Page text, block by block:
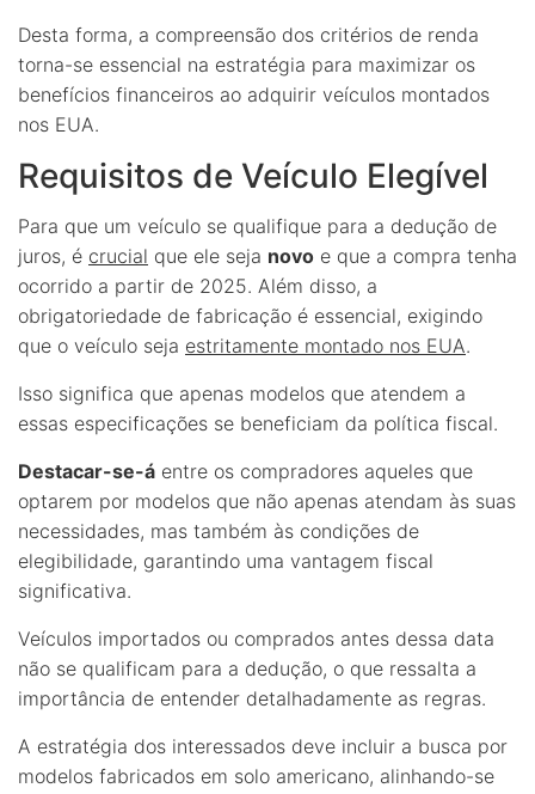
Desta forma, a compreensão dos critérios de renda
torna-se essencial na estratégia para maximizar os
benefícios financeiros ao adquirir veículos montados
nos EUA.
Requisitos de Veículo Elegível
Para que um veículo se qualifique para a dedução de
juros, é crucial que ele seja novo e que a compra tenha
ocorrido a partir de 2025. Além disso, a
obrigatoriedade de fabricação é essencial, exigindo
que o veículo seja estritamente montado nos EUA.
Isso significa que apenas modelos que atendem a
essas especificações se beneficiam da política fiscal.
Destacar-se-á entre os compradores aqueles que
optarem por modelos que não apenas atendam às suas
necessidades, mas também às condições de
elegibilidade, garantindo uma vantagem fiscal
significativa.
Veículos importados ou comprados antes dessa data
não se qualificam para a dedução, o que ressalta a
importância de entender detalhadamente as regras.
A estratégia dos interessados deve incluir a busca por
modelos fabricados em solo americano, alinhando-se